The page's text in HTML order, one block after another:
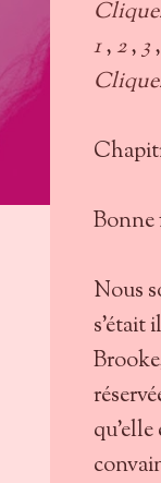
1, 2,3,
Bonne
Nous
s’était